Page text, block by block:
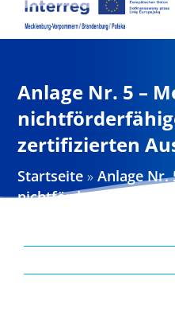
Projekte
Aktuelles
Anlage Nr. 5 –
zertifizierten
Startseite »Anlage Nr.
nichtförderfähigen,